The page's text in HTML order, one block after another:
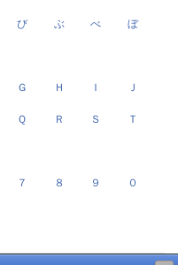
び ぶ べ ぼ
Ｇ Ｈ Ｉ Ｊ
Ｑ Ｒ Ｓ Ｔ
７ ８ ９ ０